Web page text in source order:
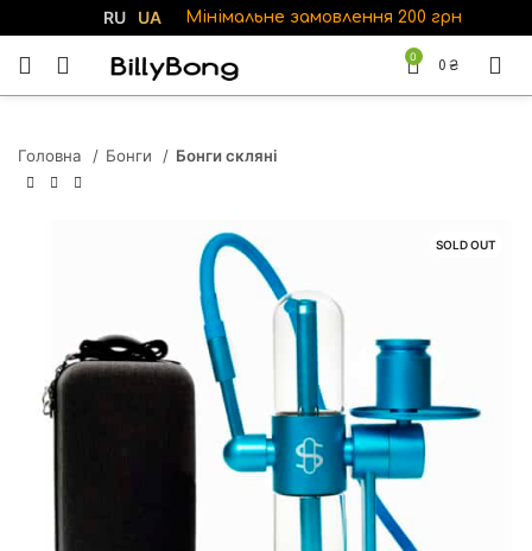
RU UA Мінімальне замовлення 200 грн
0
0 ₴
Головна Бонги Бонги скляні
SOLD OUT